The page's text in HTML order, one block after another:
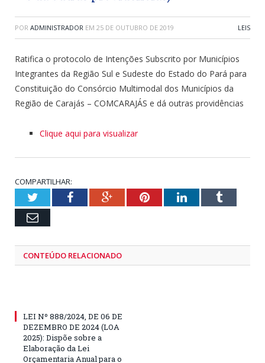
POR ADMINISTRADOR EM 25 DE OUTUBRO DE 2019 LEIS
Ratifica o protocolo de Intenções Subscrito por Municípios
Integrantes da Região Sul e Sudeste do Estado do Pará para
Constituição do Consórcio Multimodal dos Municípios da
Região de Carajás – COMCARAJÁS e dá outras providências
Clique aqui para visualizar
COMPARTILHAR:
TwitterFacebookGoogle+PinterestLinkedInTumblr
Email
CONTEÚDO RELACIONADO
LEI Nº 888/2024, DE 06 DE
DEZEMBRO DE 2024 (LOA
2025): Dispõe sobre a
Elaboração da Lei
Orçamentaria Anual para o